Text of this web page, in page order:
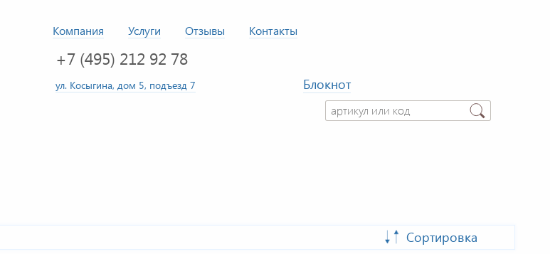
Компания Услуги Отзывы Контакты
+7 (495) 212 92 78
ул. Косыгина, дом 5, подъезд 7
Блокнот
Сортировка